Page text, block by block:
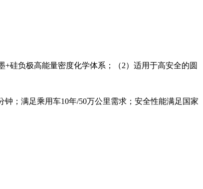
+硅负极高能量密度化学体系；（2）适用于高安全的圆
钟；满足乘用车10年/50万公里需求；安全性能满足国家